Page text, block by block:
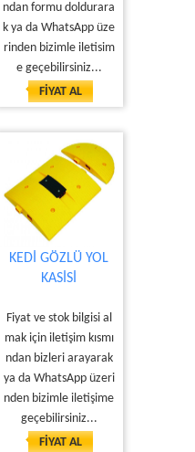
ndan formu doldurara
k ya da WhatsApp üze
rinden bizimle iletisim
e geçebilirsiniz...
FİYAT AL
KEDİ GÖZLÜ YOL
KASİSİ
Fiyat ve stok bilgisi al
mak için iletişim kısmı
ndan bizleri arayarak
ya da WhatsApp üzeri
nden bizimle iletişime
geçebilirsiniz...
FİYAT AL